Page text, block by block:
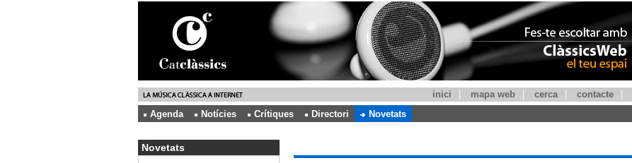
inici mapa web cerca contacte
Agenda
Notícies Crítiques Directori Novetats
Novetats